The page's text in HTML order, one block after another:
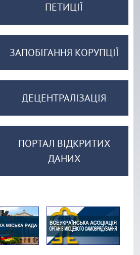
ПЕТИЦІЇ
ЗАПОБІГАННЯ КОРУПЦІЇ
ДЕЦЕНТРАЛІЗАЦІЯ
ПОРТАЛ ВІДКРИТИХ
ДАНИХ